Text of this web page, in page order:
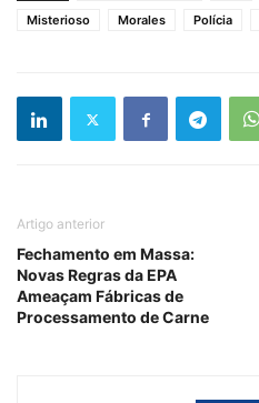
Misterioso
Morales Polícia
Artigo anterior
Fechamento em Massa:
Novas Regras da EPA
Ameaçam Fábricas de
Processamento de Carne